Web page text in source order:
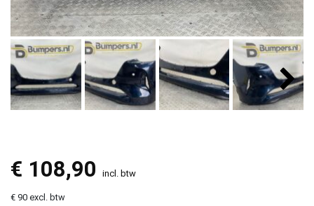
€ 108,90 incl. btw
€ 90 excl. btw